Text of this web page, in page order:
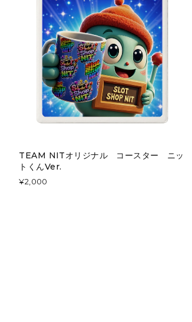
TEAM NITオリジナル コースター ニッ
トくんVer.
¥2,000